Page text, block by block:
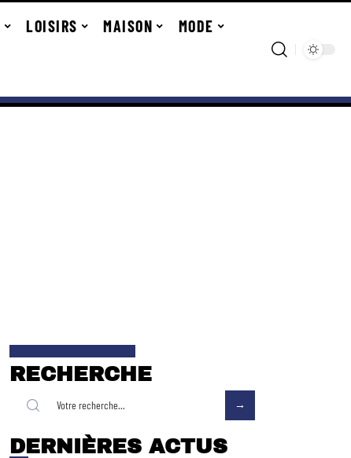
LOISIRS MAISON MODE
RECHERCHE
DERNIÈRES ACTUS